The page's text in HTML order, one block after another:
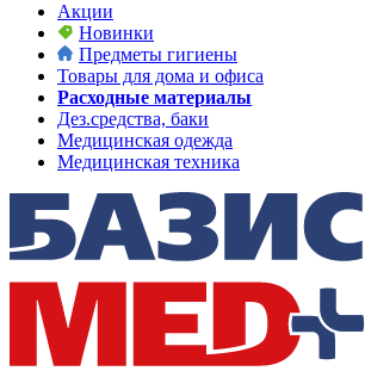
Акции
Новинки
Предметы гигиены
Товары для дома и офиса
Расходные материалы
Дез.средства, баки
Медицинская одежда
Медицинская техника